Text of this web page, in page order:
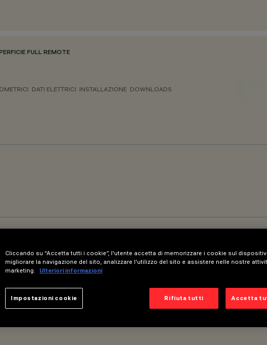
FULL REMOTE
DATI ELETTRICI INSTALLAZIONE DOWNLOADS
- Ottica Wide Flood
Cliccando su “Accetta tutti i cookie”, l'utente accetta di memorizzare i cookie sul
migliorare la navigazione del sito, analizzare l'utilizzo del sito e assistere nelle nostre
marketing.
Ulteriori informazioni
Rifiuta tutti Accetta
Impostazioni cookie